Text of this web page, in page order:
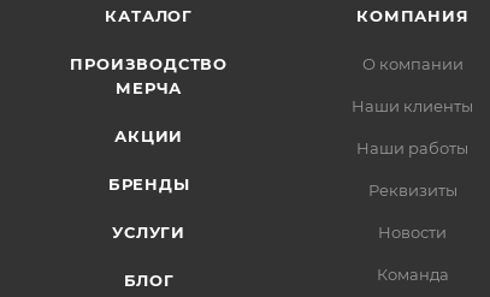
КАТАЛОГ
ПРОИЗВОДСТВО
МЕРЧА
АКЦИИ
БРЕНДЫ
УСЛУГИ
БЛОГ
КОМПАНИЯ
О компании
Наши клиенты
Наши работы
Реквизиты
Новости
Команда